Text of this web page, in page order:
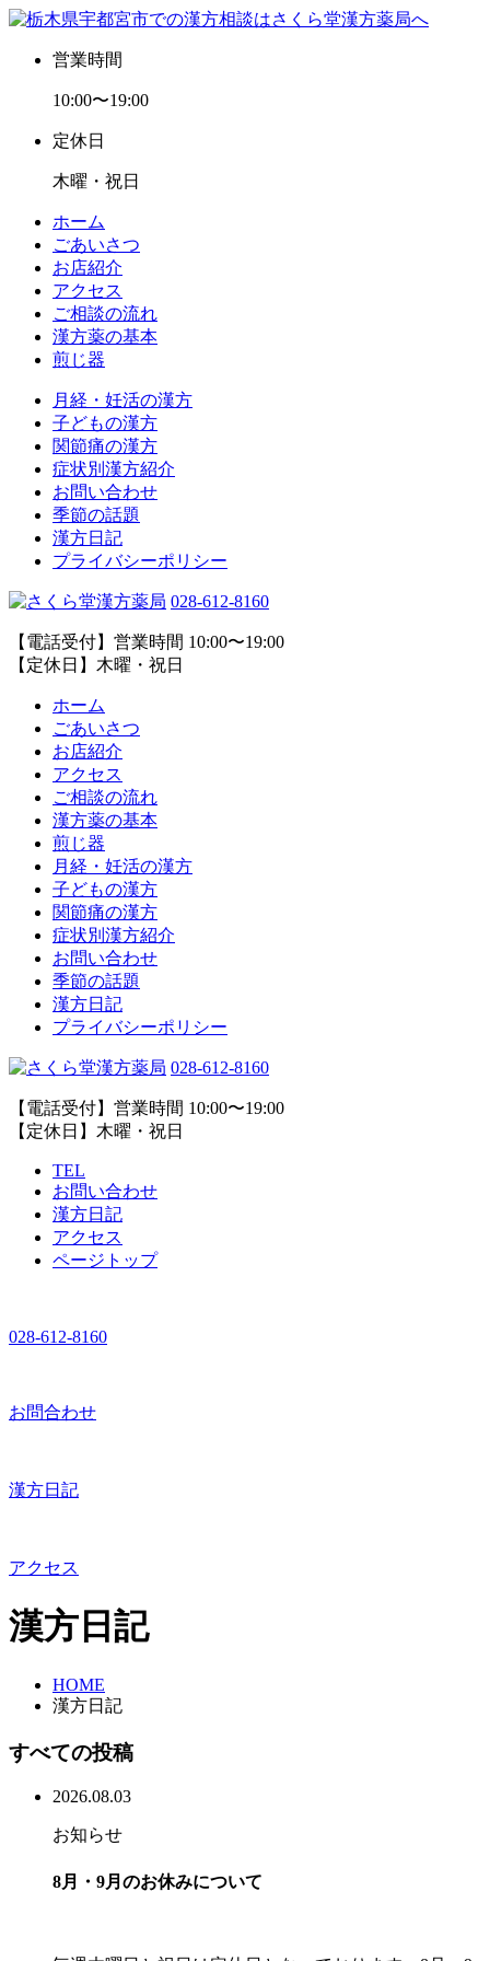
営業時間
10:00〜19:00
定休日
木曜・祝日
ホーム
ごあいさつ
お店紹介
アクセス
ご相談の流れ
漢方薬の基本
煎じ器
月経・妊活の漢方
子どもの漢方
関節痛の漢方
症状別漢方紹介
お問い合わせ
季節の話題
漢方日記
プライバシーポリシー
028-612-8160
【電話受付】営業時間 10:00〜19:00
【定休日】木曜・祝日
ホーム
ごあいさつ
お店紹介
アクセス
ご相談の流れ
漢方薬の基本
煎じ器
月経・妊活の漢方
子どもの漢方
関節痛の漢方
症状別漢方紹介
お問い合わせ
季節の話題
漢方日記
プライバシーポリシー
028-612-8160
【電話受付】営業時間 10:00〜19:00
【定休日】木曜・祝日
TEL
お問い合わせ
漢方日記
アクセス
ページトップ
028-612-8160
お問合わせ
漢方日記
アクセス
漢方日記
HOME
漢方日記
すべての投稿
2026.08.03
お知らせ
8月・9月のお休みについて